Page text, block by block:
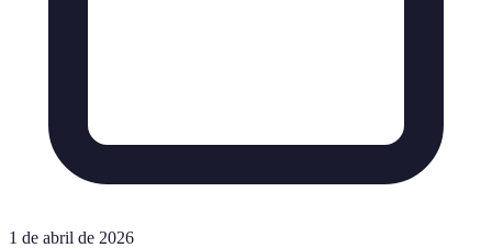
1 de abril de 2026